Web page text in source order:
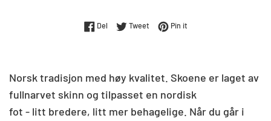
DelDel på Facebook
TweetTweet på Twitter
Pin itPin på Pinterest
Norsk tradisjon med høy kvalitet. Skoene er laget av
fullnarvet skinn og tilpasset en nordisk
fot - litt bredere, litt mer behagelige. Når du går i